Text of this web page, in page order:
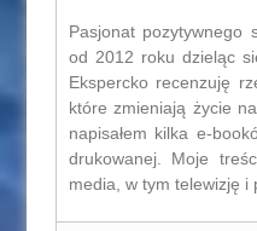
Pasjonat pozytywnego
od 2012 roku dzieląc
Ekspercko recenzuję
które zmieniają życie
napisałem kilka e-
drukowanej. Moje
media, w tym telewizję i